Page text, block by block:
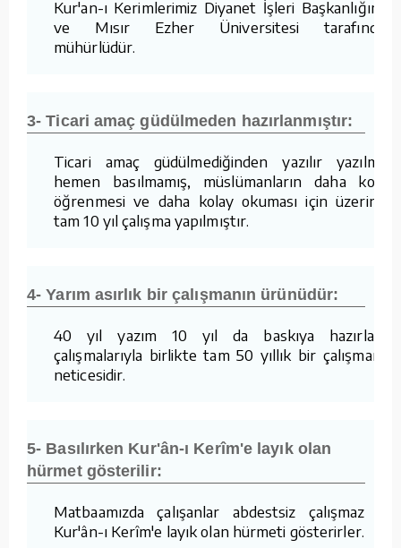
Kur'an-ı Kerimlerimiz Diyanet İşleri Başkanlığımız
ve Mısır Ezher Üniversitesi tarafından
mühürlüdür.
3- Ticari amaç güdülmeden hazırlanmıştır:
Ticari amaç güdülmediğinden yazılır yazılmaz
hemen basılmamış, müslümanların daha kolay
öğrenmesi ve daha kolay okuması için üzerinde
tam 10 yıl çalışma yapılmıştır.
4- Yarım asırlık bir çalışmanın ürünüdür:
40 yıl yazım 10 yıl da baskıya hazırlama
çalışmalarıyla birlikte tam 50 yıllık bir çalışmanın
neticesidir.
5- Basılırken Kur'ân-ı Kerîm'e layık olan
hürmet gösterilir:
Matbaamızda çalışanlar abdestsiz çalışmaz ve
Kur'ân-ı Kerîm'e layık olan hürmeti gösterirler.